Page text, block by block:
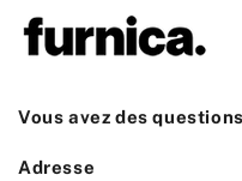
Vous avez des
Adresse